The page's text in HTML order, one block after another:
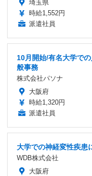
埼玉県
時給1,552円
派遣社員
10月開始/有名大学で
般事務
株式会社パソナ
大阪府
時給1,320円
派遣社員
大学での神経変性疾患
WDB株式会社
大阪府